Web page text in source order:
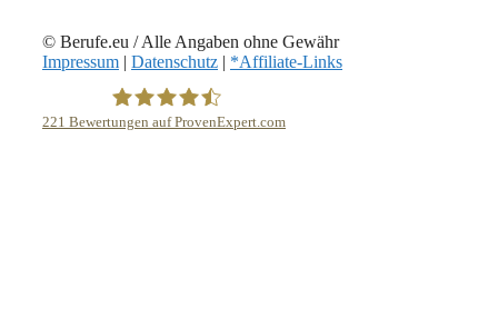
© Berufe.eu / Alle Angaben ohne Gewähr
Impressum
Datenschutz *Affiliate-Links
221 Bewertungen auf ProvenExpert.com